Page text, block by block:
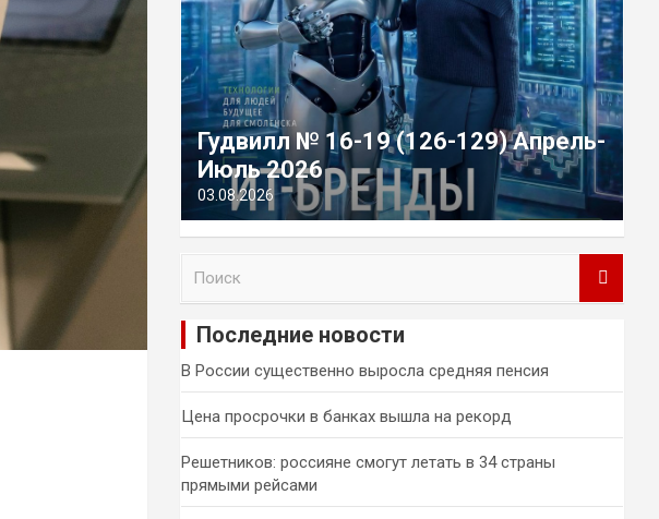
Гудвилл № 16-19 (126-129) Апрель-
Июль 2026
03.08.2026
и
Последние новости
В России существенно выросла средняя пенсия
Цена просрочки в банках вышла на рекорд
Решетников: россияне смогут летать в 34 страны
прямыми рейсами